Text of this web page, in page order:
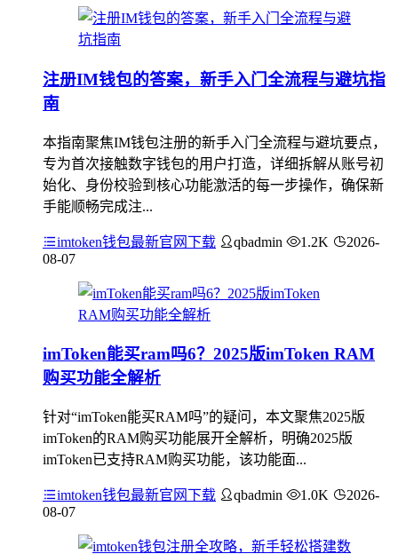
注册IM钱包的答案，新手入门全流程与避坑指
南
本指南聚焦IM钱包注册的新手入门全流程与避坑要点，
专为首次接触数字钱包的用户打造，详细拆解从账号初
始化、身份校验到核心功能激活的每一步操作，确保新
手能顺畅完成注...
imtoken钱包最新官网下载 qbadmin 1.2K
2026-
08-07
imToken能买ram吗6？2025版imToken RAM
购买功能全解析
针对“imToken能买RAM吗”的疑问，本文聚焦2025版
imToken的RAM购买功能展开全解析，明确2025版
imToken已支持RAM购买功能，该功能面...
imtoken钱包最新官网下载 qbadmin 1.0K
2026-
08-07